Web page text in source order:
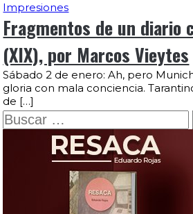
Impresiones
Fragmentos de un
(XIX), por Marcos Vieytes
Sábado 2 de enero: Ah, pero
gloria con mala conciencia.
de […]
Buscar: